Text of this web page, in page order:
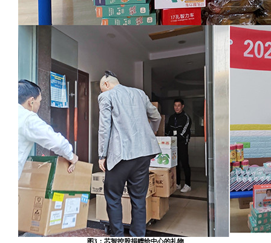
图3：芯智控股捐赠给中心的礼物